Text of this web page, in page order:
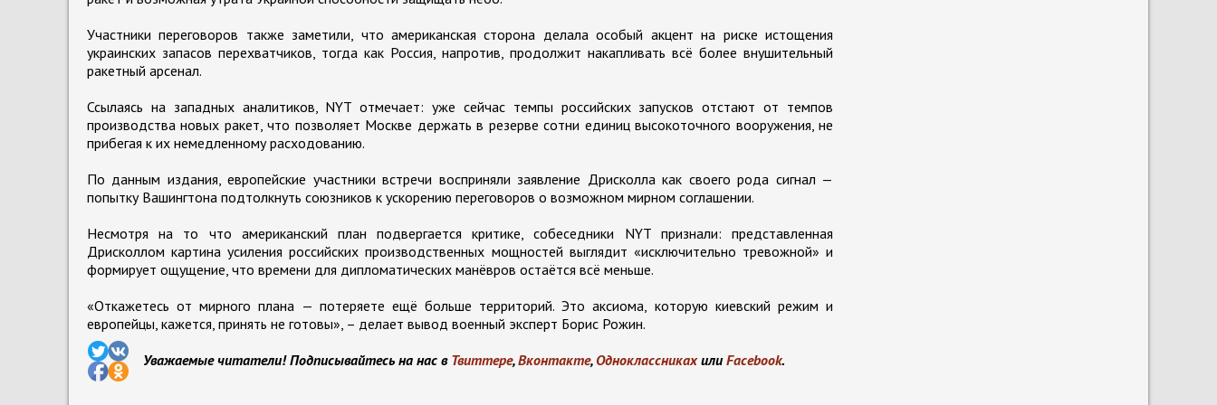
Участники переговоров также заметили, что американская сторона делала особый акцент на риске истощения
украинских запасов перехватчиков, тогда как Россия, напротив, продолжит накапливать всё более внушительный
ракетный арсенал.
Ссылаясь на западных аналитиков, NYT отмечает: уже сейчас темпы российских запусков отстают от темпов
производства новых ракет, что позволяет Москве держать в резерве сотни единиц высокоточного вооружения, не
прибегая к их немедленному расходованию.
По данным издания, европейские участники встречи восприняли заявление Дрисколла как своего рода сигнал —
попытку Вашингтона подтолкнуть союзников к ускорению переговоров о возможном мирном соглашении.
Несмотря на то что американский план подвергается критике, собеседники NYT признали: представленная
Дрисколлом картина усиления российских производственных мощностей выглядит «исключительно тревожной» и
формирует ощущение, что времени для дипломатических манёвров остаётся всё меньше.
«Откажетесь от мирного плана — потеряете ещё больше территорий. Это аксиома, которую киевский режим и
европейцы, кажется, принять не готовы», – делает вывод военный эксперт Борис Рожин.
Уважаемые читатели! Подписывайтесь на нас в Твиттере,Вконтакте, Одноклассникахили Facebook.